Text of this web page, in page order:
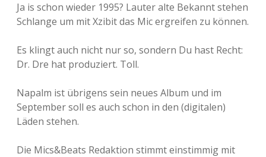
Ja is schon wieder 1995? Lauter alte Bekannt stehen
Schlange um mit Xzibit das Mic ergreifen zu können.
Es klingt auch nicht nur so, sondern Du hast Recht:
Dr. Dre hat produziert. Toll.
Napalm ist übrigens sein neues Album und im
September soll es auch schon in den (digitalen)
Läden stehen.
Die Mics&Beats Redaktion stimmt einstimmig mit